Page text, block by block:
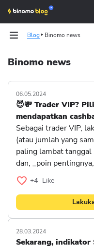
Blog Binomo news
Binomo news
06.05.2024
😈💸 Trader VIP?
mendapatkan
Sebagai trader VIP,
(atau jumlah yang
paling lambat
dan, _poin
+4 Like
28.03.2024
Sekarang,